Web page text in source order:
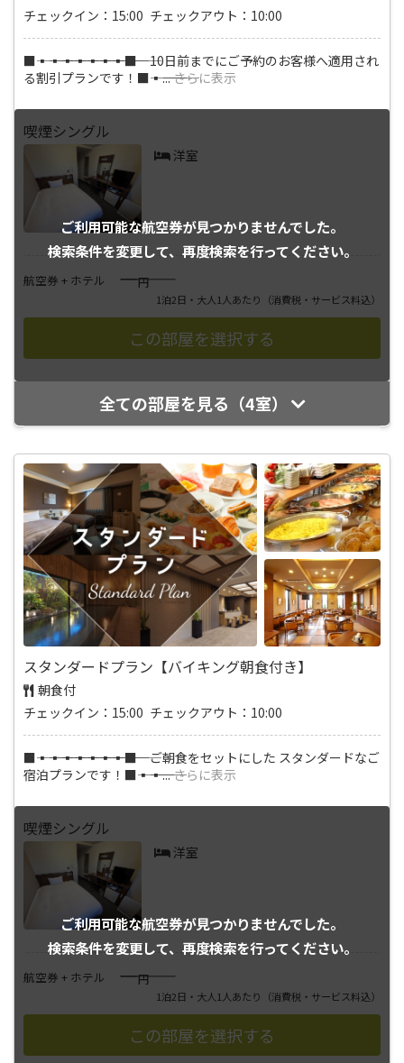
チェックイン：15:00 チェックアウト：10:00
■―――▪―――▪―――▪―――▪―――▪―――▪―――▪―――■ 10日前までにご予約のお客様へ適用され
る割引プランです！■―――▪―――...さらに表示
ご利用可能な航空券が見つかりませんでした。
検索条件を変更して、 再度検索を行ってください。
喫煙シングル
洋室
航空券 + ホテル ――――円
1泊2日・大人1人あたり （消費税・サービス料込）
全ての部屋を見る（4室）
スタンダードプラン【バイキング朝食付き】
朝食付
チェックイン：15:00 チェックアウト：10:00
■―――▪―――▪―――▪―――▪―――▪―――▪―――▪―――■ ご朝食をセットにした スタンダードなご
宿泊プランです！■―――▪―――▪...さらに表示
ご利用可能な航空券が見つかりませんでした。
検索条件を変更して、 再度検索を行ってください。
喫煙シングル
洋室
航空券 + ホテル ――――円
1泊2日・大人1人あたり （消費税・サービス料込）